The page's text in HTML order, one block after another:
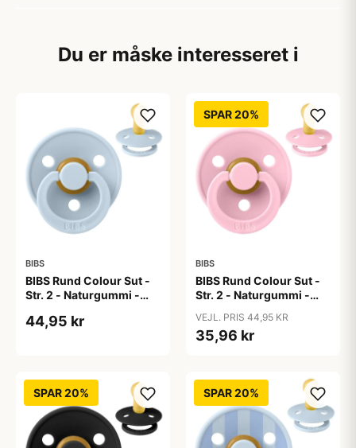
Du er måske interesseret i
BIBS
BIBS Rund Colour Sut -
Str. 2 - Naturgummi -
44,95 kr
SPAR 20%
BIBS
BIBS Rund Colour Sut -
Str. 2 - Naturgummi -
VEJL. PRIS 44,95 KR
35,96 kr
SPAR 20% SPAR 20%